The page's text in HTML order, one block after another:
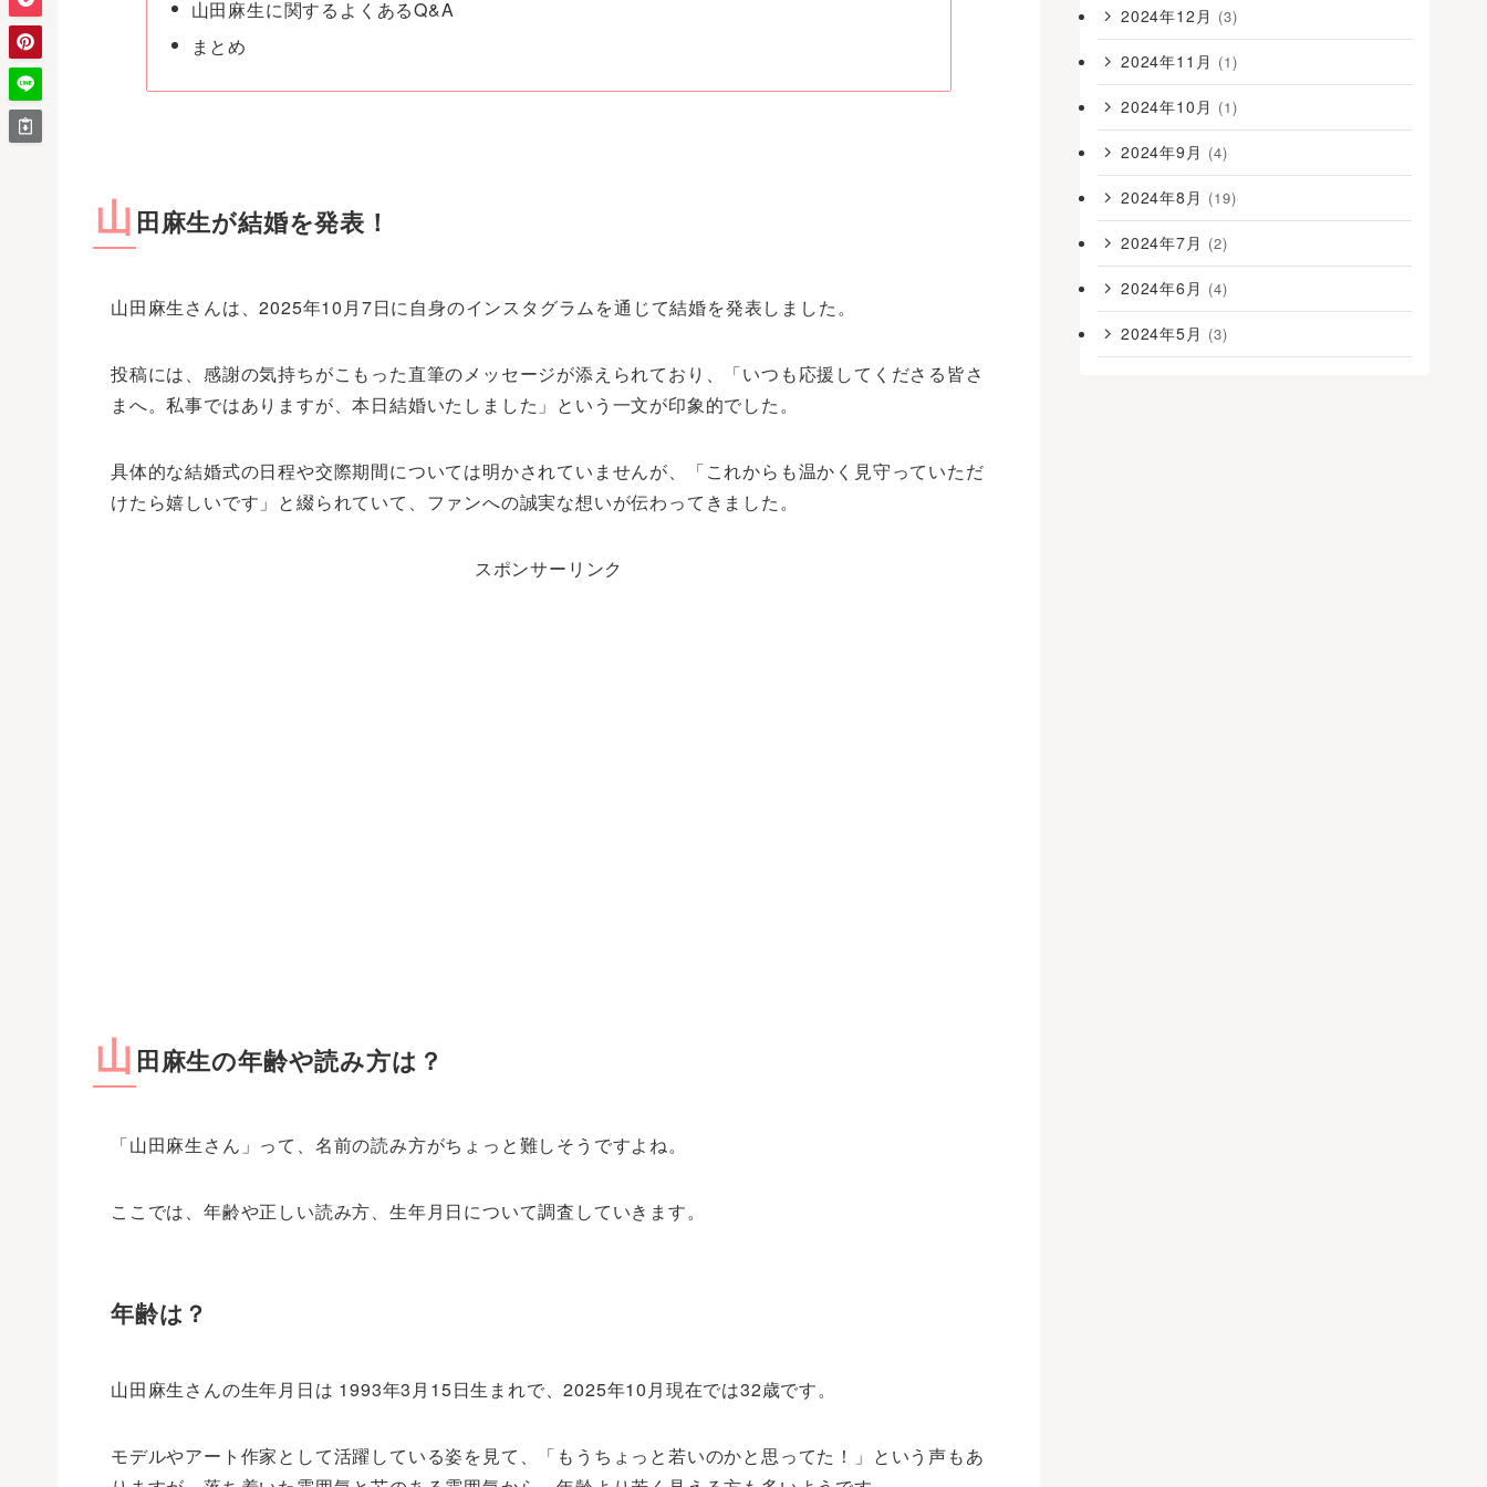
山田麻生に関するよくあるQ&A
まとめ
山 田麻生が結婚を発表！
山田麻生さんは、2025年10月7日に自身のインスタグラムを通じて結婚を発表しました。
投稿には、感謝の気持ちがこもった直筆のメッセージが添えられており、「いつも応援してくださる皆さ
まへ。私事ではありますが、本日結婚いたしました」という一文が印象的でした。
具体的な結婚式の日程や交際期間については明かされていませんが、「これからも温かく見守っていただ
けたら嬉しいです」と綴られていて、ファンへの誠実な想いが伝わってきました。
スポンサーリンク
山 田麻生の年齢や読み方は？
「山田麻生さん」って、名前の読み方がちょっと難しそうですよね。
ここでは、年齢や正しい読み方、生年月日について調査していきます。
年齢は？
山田麻生さんの生年月日は 1993年3月15日生まれで、2025年10月現在では32歳です。
モデルやアート作家として活躍している姿を見て、「もうちょっと若いのかと思ってた！」という声もあ
2024年12月 (3)
2024年11月 (1)
2024年10月 (1)
2024年9月 (4)
2024年8月 (19)
2024年7月 (2)
2024年6月 (4)
2024年5月 (3)